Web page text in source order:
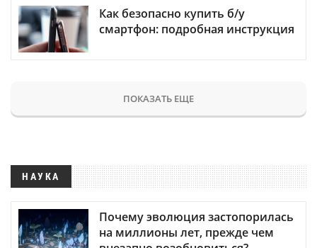
Как безопасно купить б/у
смартфон: подробная инструкция
ПОКАЗАТЬ ЕЩЕ
НАУКА
Почему эволюция застопорилась
на миллионы лет, прежде чем